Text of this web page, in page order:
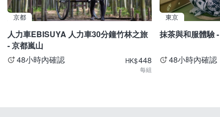
京都
人力車EBISUYA 人力車30分鐘竹林之旅
- 京都嵐山
48小時內確認
HK$448
每組
東京
抹茶與和服體驗
48小時內確認